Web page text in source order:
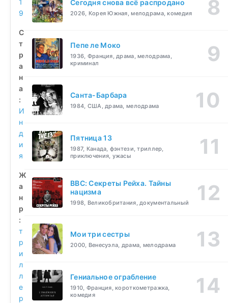
9
С
т
р
а
н
а
:
И
н
д
и
я
Ж
а
н
р
:
т
р
и
л
л
е
р
Сегодня снова всё распродано
2026, Корея Южная, мелодрама, комедия
Пепе ле Моко
1936, Франция, драма, мелодрама,
криминал
Санта-Барбара
1984, США, драма, мелодрама
Пятница 13
1987, Канада, фэнтези, триллер,
приключения, ужасы
BBC: Секреты Рейха. Тайны
нацизма
1998, Великобритания, документальный
Мои три сестры
2000, Венесуэла, драма, мелодрама
Гениальное ограбление
1910, Франция, короткометражка,
комедия